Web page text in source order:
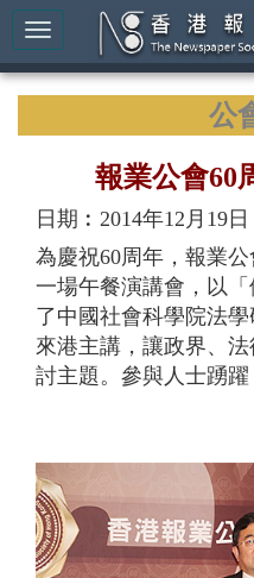
公
報業公會60
日期︰2014年12月19日
為慶祝60周年，報業
一場午餐演講會，以
了中國社會科學院法
來港主講，讓政界、
討主題。參與人士踴躍